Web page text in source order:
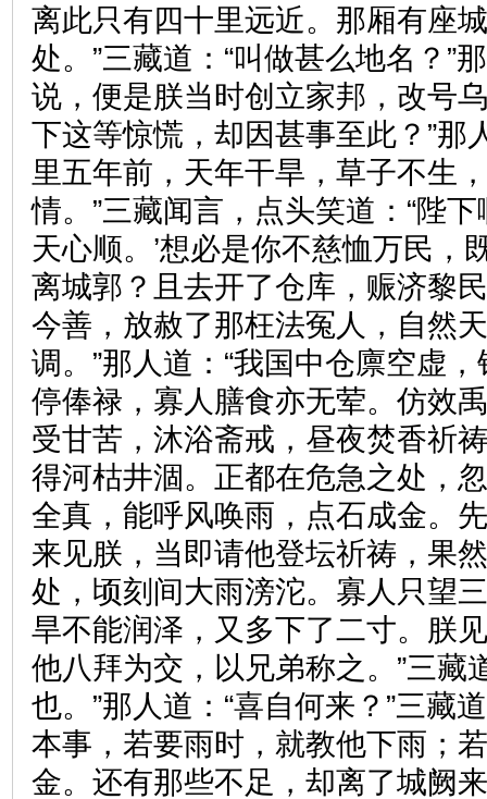
离此只有四十里远近。那厢有座
处。”三藏道：“叫做甚么地名？”
说，便是朕当时创立家邦，改号
下这等惊慌，却因甚事至此？”那
里五年前，天年干旱，草子不生
情。”三藏闻言，点头笑道：“陛
天心顺。’想必是你不慈恤万民，
离城郭？且去开了仓库，赈济黎
今善，放赦了那枉法冤人，自然
调。”那人道：“我国中仓廪空虚
停俸禄，寡人膳食亦无荤。仿效
受甘苦，沐浴斋戒，昼夜焚香祈
得河枯井涸。正都在危急之处，
全真，能呼风唤雨，点石成金。
来见朕，当即请他登坛祈祷，果
处，顷刻间大雨滂沱。寡人只望
旱不能润泽，又多下了二寸。朕
他八拜为交，以兄弟称之。”三藏
也。”那人道：“喜自何来？”三藏
本事，若要雨时，就教他下雨；
金。还有那些不足，却离了城阙